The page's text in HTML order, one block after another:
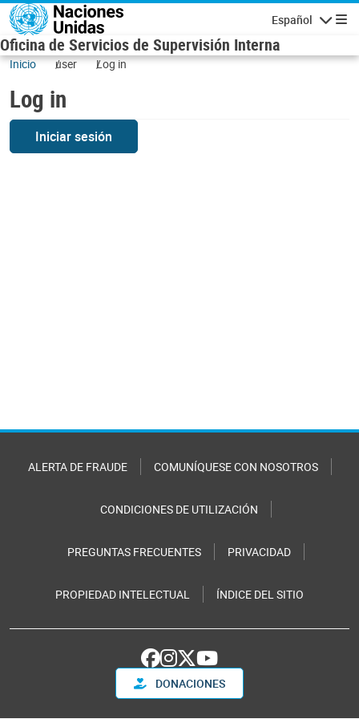
Skip to main content
Español
Oficina de Servicios de Supervisión Interna
Inicio user Log in
Log in
Iniciar sesión
ALERTA DE FRAUDE COMUNÍQUESE CON NOSOTROS
CONDICIONES DE UTILIZACIÓN
PREGUNTAS FRECUENTES PRIVACIDAD
PROPIEDAD INTELECTUAL ÍNDICE DEL SITIO
DONACIONES